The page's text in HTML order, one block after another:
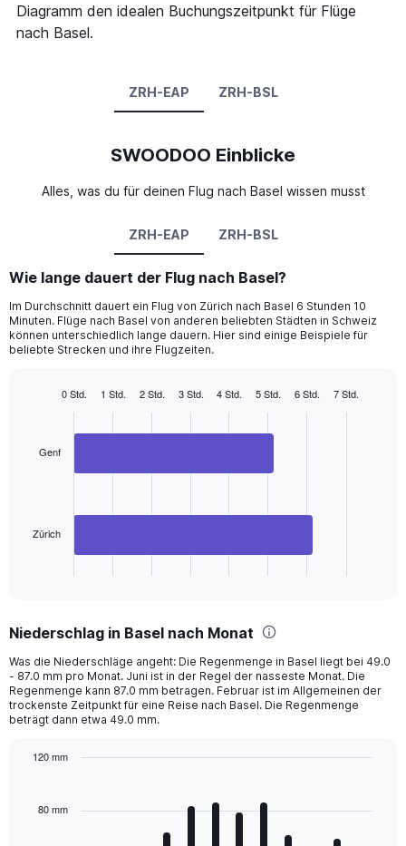
Diagramm den idealen Buchungszeitpunkt für Flüge
nach Basel.
ZRH-EAP ZRH-BSL
SWOODOO Einblicke
Alles, was du für deinen Flug nach Basel wissen musst
ZRH-EAP ZRH-BSL
Wie lange dauert der Flug nach Basel?
Im Durchschnitt dauert ein Flug von Zürich nach Basel 6 Stunden 10
Minuten. Flüge nach Basel von anderen beliebten Städten in Schweiz
können unterschiedlich lange dauern. Hier sind einige Beispiele für
beliebte Strecken und ihre Flugzeiten.
has
Range:
2
categories.
The
chart
has
values.
Genf
Zürich
0 Std. 1 Std. 2 Std. 3 Std. 4 Std. 5 Std. 6 Std. 7 Std.
Niederschlag in Basel nach Monat
Was die Niederschläge angeht: Die Regenmenge in Basel liegt bei 49.0
- 87.0 mm pro Monat. Juni ist in der Regel der nasseste Monat. Die
Regenmenge kann 87.0 mm betragen. Februar ist im Allgemeinen der
trockenste Zeitpunkt für eine Reise nach Basel. Die Regenmenge
beträgt dann etwa 49.0 mm.
with80 mm
120 mm